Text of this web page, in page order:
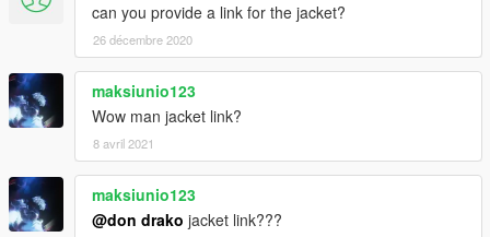
can you provide a link for the jacket?
26 décembre 2020
maksiunio123
Wow man jacket link?
8 avril 2021
maksiunio123
@don drako jacket link???